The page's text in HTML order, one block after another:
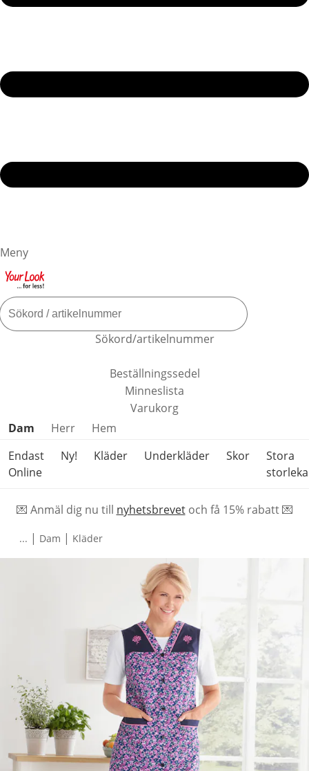
Meny
Sökord/artikelnummer
Beställningssedel
Minneslista
Varukorg
Hoppa över produktkategorier
Dam Herr
Hem
Endast
Online
Ny! Kläder Underkläder Skor
Stora
💌 Anmäl dig nu till nyhetsbrevetoch få 15% rabatt 💌
... | Dam | Kläder